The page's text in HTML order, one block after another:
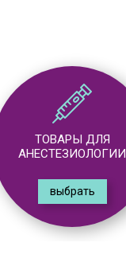
ТОВАРЫ ДЛЯ
АНЕСТЕЗИОЛОГИИ
выбрать